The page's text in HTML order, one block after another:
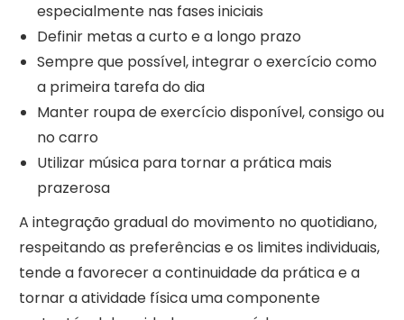
especialmente nas fases iniciais
Definir metas a curto e a longo prazo
Sempre que possível, integrar o exercício como
a primeira tarefa do dia
Manter roupa de exercício disponível, consigo ou
no carro
Utilizar música para tornar a prática mais
prazerosa
A integração gradual do movimento no quotidiano,
respeitando as preferências e os limites individuais,
tende a favorecer a continuidade da prática e a
tornar a atividade física uma componente